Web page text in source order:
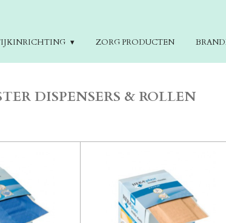
ZORG PRODUCTEN
DISPENSERS & ROLLEN